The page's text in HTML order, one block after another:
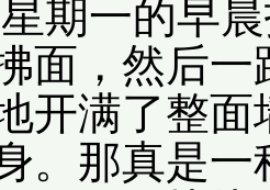
期一的早
面，然后
开满了整
。那真是